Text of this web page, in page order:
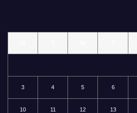
3 4 5 6
10 11 12 13